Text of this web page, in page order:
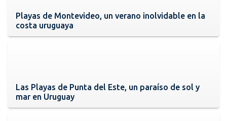
Playas de Montevideo, un verano inolvidable en la
costa uruguaya
Las Playas de Punta del Este, un paraíso de sol y
mar en Uruguay